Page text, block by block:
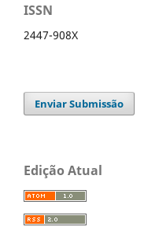
ISSN
2447-908X
Enviar Submissão
Edição Atual